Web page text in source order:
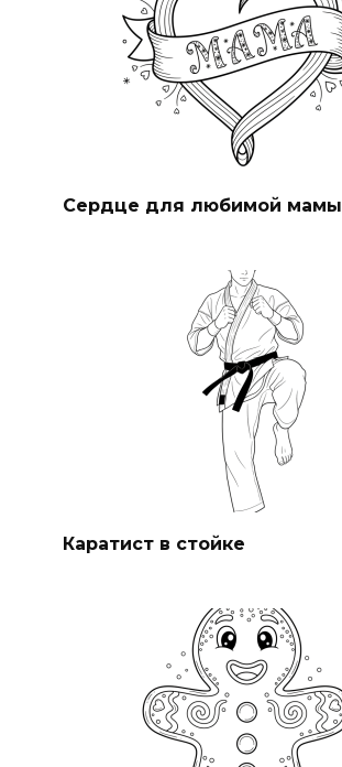
Сердце для любимой мамы
Каратист в стойке